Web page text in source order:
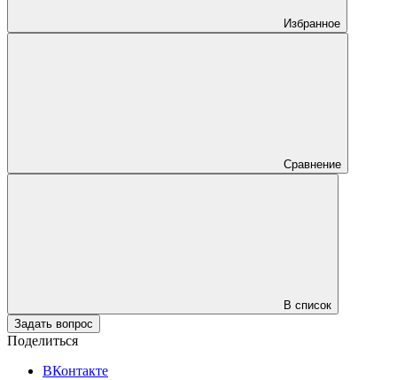
Избранное
Сравнение
В список
Задать вопрос
Поделиться
ВКонтакте